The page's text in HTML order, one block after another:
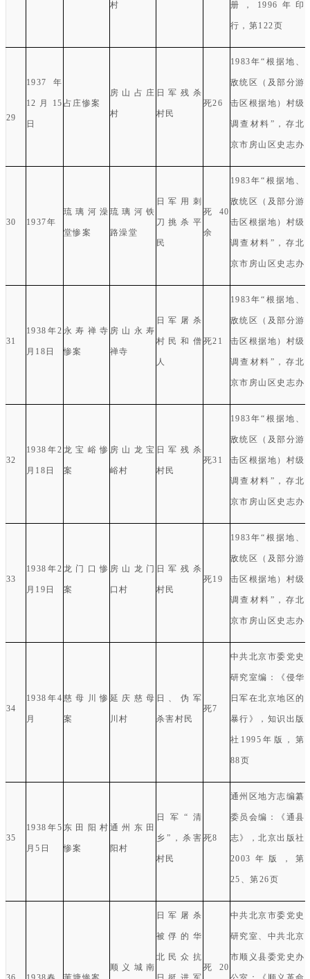
村 册， 1996 年印
行，第122页
29
1937 年
12 月 15
日
占庄惨案
房山占庄
村
日军残杀
村民
死26
1983年“根据地、
敌统区（及部分游
击区根据地）村级
调查材料 ” ，存北
京市房山区史志办
30 1937年
琉璃河澡
堂惨案
琉璃河铁
路澡堂
日军用刺
刀挑杀平
民
死 40
余
1983年“根据地、
敌统区（及部分游
击区根据地）村级
调查材料 ” ，存北
京市房山区史志办
31
1938 年2
月 18 日
永寿禅寺
惨案
房山永寿
禅寺
日军屠杀
村民和僧
人
死21
1983年“根据地、
敌统区（及部分游
击区根据地）村级
调查材料 ” ，存北
京市房山区史志办
32
1938 年2
月 18 日
龙宝峪惨
案
房山龙宝
峪村
日军残杀
村民
死31
1983年“根据地、
敌统区（及部分游
击区根据地）村级
调查材料 ” ，存北
京市房山区史志办
33
1938 年2
月 19 日
龙门口惨
案
房山龙门
口村
日军残杀
村民
死19
1983年“根据地、
敌统区（及部分游
击区根据地）村级
调查材料 ” ，存北
京市房山区史志办
34
1938 年4
月
慈母川惨
案
延庆慈母
川村
日、伪军
杀害村民
死7
中共北京市委党史
研究室编：《侵华
日军在北京地区的
暴行》，知识出版
社 1995 年版，第
88页
35
1938 年5
月 5 日
东田阳村
惨案
通州东田
阳村
日军“清
乡”，杀害
村民
死8
通州区地方志编纂
委员会编：《通县
志》，北京出版社
2003 年版，第
25 、第26页
顺义城南
日军屠杀
被俘的华
北民众抗
死 20
中共北京市委党史
研究室、中共北京
市顺义县委党史办